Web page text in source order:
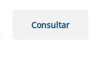
Consultar